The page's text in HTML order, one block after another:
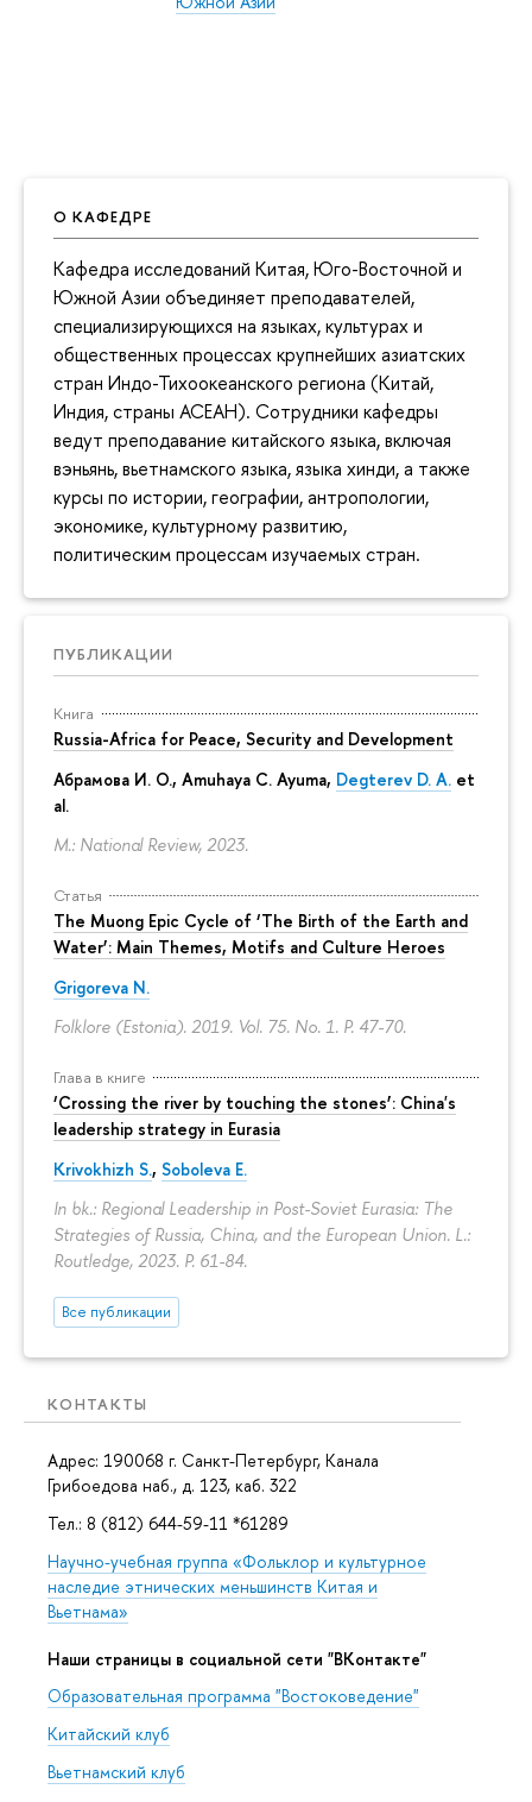
О КАФЕДРЕ
Кафедра исследований Китая, Юго-Восточной и
Южной Азии объединяет преподавателей,
специализирующихся на языках, культурах и
общественных процессах крупнейших азиатских
стран Индо-Тихоокеанского региона (Китай,
Индия, страны АСЕАН). Сотрудники кафедры
ведут преподавание китайского языка, включая
вэньянь, вьетнамского языка, языка хинди, а также
курсы по истории, географии, антропологии,
экономике, культурному развитию,
политическим процессам изучаемых стран.
ПУБЛИКАЦИИ
Книга
Russia-Africa for Peace, Security and Development
Абрамова И. О., Amuhaya C. Ayuma, Degterev D. A. et
al.
M.: National Review, 2023.
Статья
The Muong Epic Cycle of ‘The Birth of the Earth and
Water’: Main Themes, Motifs and Culture Heroes
Grigoreva N.
Folklore (Estonia). 2019. Vol. 75. No. 1. P. 47-70.
Глава в книге
‘Crossing the river by touching the stones’: China's
leadership strategy in Eurasia
Krivokhizh S., Soboleva E.
In bk.: Regional Leadership in Post-Soviet Eurasia: The
Strategies of Russia, China, and the European Union. L.:
Routledge, 2023. P. 61-84.
Все публикации
КОНТАКТЫ
Адрес: 190068 г. Санкт-Петербург, Канала
Грибоедова наб., д. 123, каб. 322
Тел.: 8 (812) 644-59-11 *61289
Научно-учебная группа «Фольклор и культурное
наследие этнических меньшинств Китая и
Вьетнама»
Наши страницы в социальной сети "ВКонтакте"
Образовательная программа "Востоковедение"
Китайский клуб
Вьетнамский клуб